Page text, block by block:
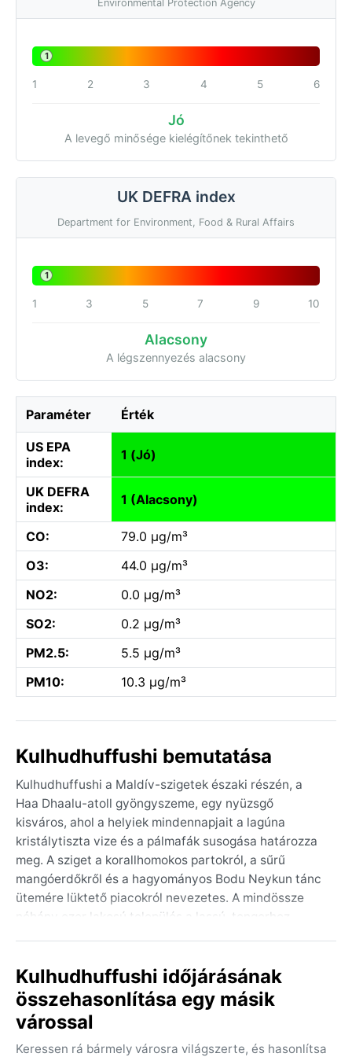
Environmental Protection Agency
1
1 2 3 4 5 6
Jó
A levegő minősége kielégítőnek tekinthető
UK DEFRA index
Department for Environment, Food & Rural Affairs
1
1 3 5 7 9 10
Alacsony
A légszennyezés alacsony
Paraméter Érték
US EPA
index:
1 (Jó)
UK DEFRA
index:
1 (Alacsony)
CO:
79.0 µg/m³
O3:
44.0 µg/m³
NO2:
0.0 µg/m³
SO2:
0.2 µg/m³
PM2.5:
5.5 µg/m³
PM10:
10.3 µg/m³
Kulhudhuffushi bemutatása
Kulhudhuffushi a Maldív-szigetek északi részén, a
Haa Dhaalu-atoll gyöngyszeme, egy nyüzsgő
kisváros, ahol a helyiek mindennapjait a lagúna
kristálytiszta vize és a pálmafák susogása határozza
meg. A sziget a korallhomokos partokról, a sűrű
mangóerdőkről és a hagyományos Bodu Neykun tánc
ütemére lüktető piacokról nevezetes. A mindössze
néhány ezer lakosú település a lassú, tengerhez
útvonalak és az északi monszunszelek miatt fontos
kapocs marad az Indiai-óceán világában.
A trópusi monszun éghajlatot (Am) két évszak uralja: a
Kulhudhuffushi időjárásának
összehasonlítása egy másik
várossal
Keressen rá bármely városra világszerte, és hasonlítsa